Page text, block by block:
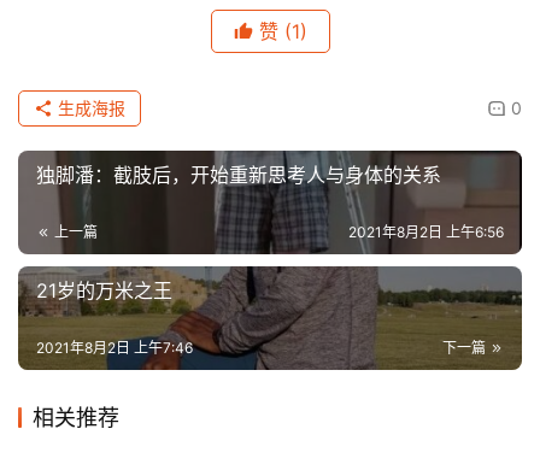
赞 (1)
0
生成海报
独脚潘：截肢后，开始重新思考人与身体的关系
上一篇 2021年8月2日 上午6:56
21岁的万米之王
下一篇
2021年8月2日 上午7:46
相关推荐